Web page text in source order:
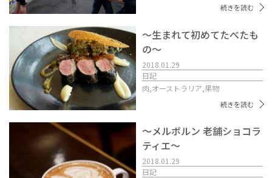
続きを読む
〜生まれて初めてたべたも
の〜
2018.01.29
日記
肉,オーストラリア,果物
続きを読む
〜メルボルン 老舗ショコラ
ティエ〜
2018.01.29
日記